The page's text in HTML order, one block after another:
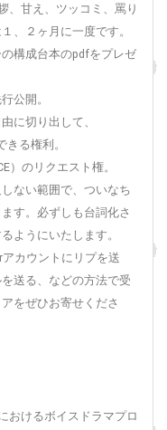
、甘え、ツッコミ、罵り
、２ヶ月に一度です。
構成台本のpdfをプレゼ
公開。
に切り出して、
る権利。
）のリクエスト権。
ない範囲で、ついなち
す。必ずしも台詞化さ
ようにいたします。
カウントにリプを送
送る、などの方法で受
をぜひお寄せくださ
おけるボイスドラマプロ